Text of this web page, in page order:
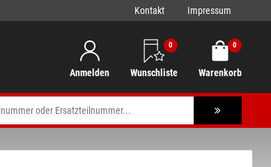
Kontakt Impressum
Anmelden
0
Wunschliste
0
Warenkorb